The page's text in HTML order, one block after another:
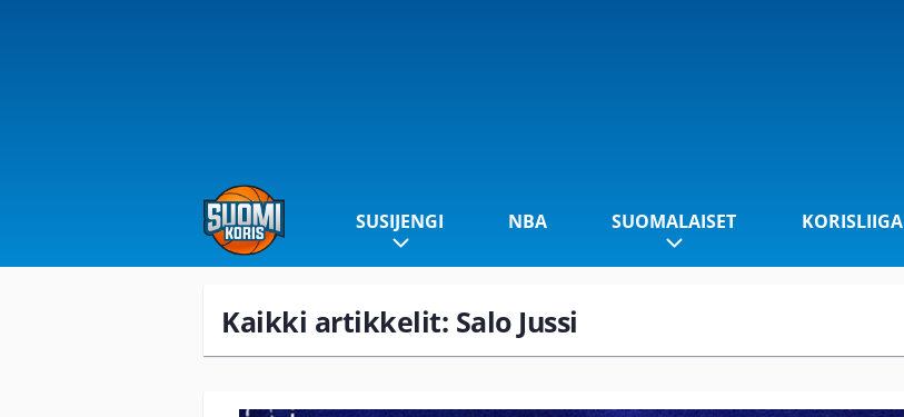
SUSIJENGI NBA SUOMALAISET KORISLIIGA
Kaikki artikkelit: Salo Jussi